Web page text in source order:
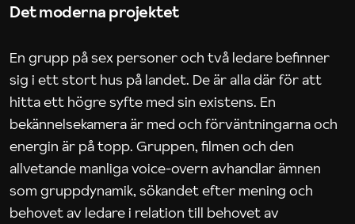
Det moderna projektet
En grupp på sex personer och två ledare befinner
sig i ett stort hus på landet. De är alla där för att
hitta ett högre syfte med sin existens. En
bekännelsekamera är med och förväntningarna och
energin är på topp. Gruppen, filmen och den
allvetande manliga voice-overn avhandlar ämnen
som gruppdynamik, sökandet efter mening och
behovet av ledare i relation till behovet av